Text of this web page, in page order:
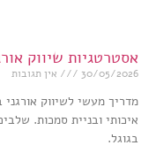
אסטרטגיות שיווק
30/05/2026 אין תגובות
מדריך מעשי לשיווק
איכותי ובניית סמכות.
בגוגל.